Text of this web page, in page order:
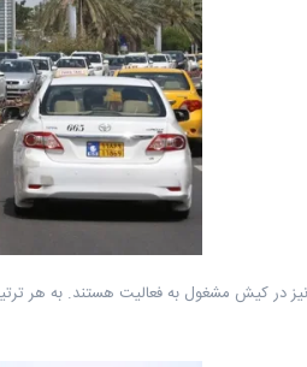
در کیش مشغول به فعالیت هستند. به هر